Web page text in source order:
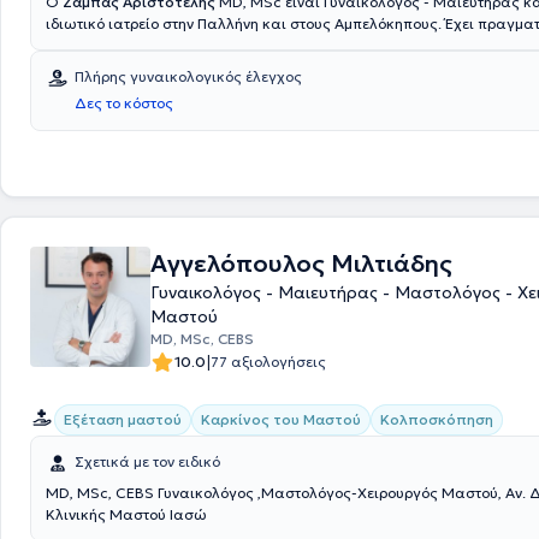
ιδιωτικό ιατρείο στην Παλλήνη και στους Αμπελόκηπους. Έχει
ουρογυναικολογία και έχει εκπαιδευτεί στη Διαχείριση και
Επειγόντων Περιστατικών - ALSO (Advanced Life Support in
Ελληνική Εταιρεία Μαιευτικού και Γυναικολογικού Επείγοντος.
Επιστημονικός Συνεργάτης των Μαιευτηρίων "Μητέρα" και "Ρέα".
ινομυωμάτων, κονδυλωμάτων, καθώς και στις κυήσεις υψηλού
Πλήρης γυναικολογικός έλεγχος
Δες το κόστος
Αγγελόπουλος Μιλτιάδης
Γυναικολόγος - Μαιευτήρας - Μαστολόγος -
Μαστού
MD, MSc, CEBS
10.0|77 αξιολογήσεις
Εξέταση μαστού Καρκίνος του Μαστού Κολποσκόπηση
Σχετικά με τον ειδικό
MD, MSc, CEBS Γυναικολόγος ,Μαστολόγος-Χειρουργός Μαστού, Αν.
Κλινικής Μαστού Ιασώ